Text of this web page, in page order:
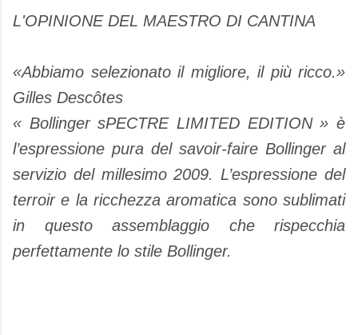
L'OPINIONE DEL MAESTRO DI CANTINA
«Abbiamo selezionato il migliore, il più ricco.»
Gilles Descôtes
« Bollinger sPECTRE LIMITED EDITION » è
l’espressione pura del savoir-faire Bollinger al
servizio del millesimo 2009. L’espressione del
terroir e la ricchezza aromatica sono sublimati
in questo assemblaggio che rispecchia
perfettamente lo stile Bollinger.